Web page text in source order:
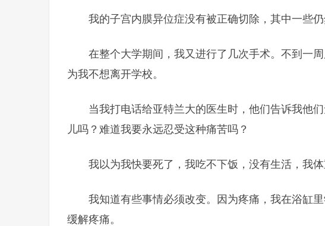
我的子宫内膜异位症没有被正确切除，其中一些仍
在整个大学期间，我又进行了几次手术。不到一
为我不想离开学校。
当我打电话给亚特兰大的医生时，他们告诉我他
儿吗？难道我要永远忍受这种痛苦吗？
我以为我快要死了，我吃不下饭，没有生活，我
我知道有些事情必须改变。因为疼痛，我在浴缸
缓解疼痛。